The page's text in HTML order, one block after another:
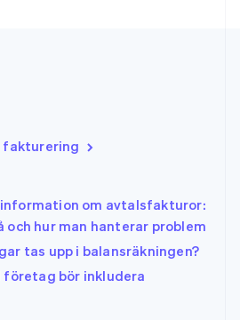
fakturering
om avtalsfakturor:
och hur man hanterar problem
tas upp i balansräkningen?
företag bör inkludera